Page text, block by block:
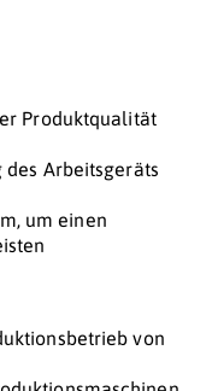
Produktqualität
Arbeitsgeräts
um einen
von